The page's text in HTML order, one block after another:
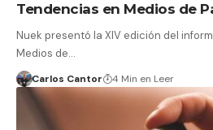
Tendencias en Medios de
Nuek presentó la XIV edición del
Medios de…
Carlos Cantor 4 Min en Leer